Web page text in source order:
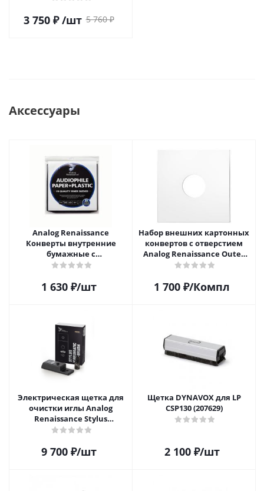
3 750₽ /шт 5 760₽
Аксессуары
Analog Renaissance
Конверты внутренние
бумажные с
антистатическим пакетом
Audiophile Paper+Plastic (25
1 630₽/шт
Набор внешних картонных
конвертов с отверстием
Analog Renaissance Оuter
Carton Jacket, 10шт, AR-
1 700 ₽/Компл
Электрическая щетка для
очистки иглы Analog
Renaissance Stylus
Vibromatic Pro-Brush
9 700₽/шт
Щетка DYNAVOX для LP
CSP130 (207629)
2 100₽/шт